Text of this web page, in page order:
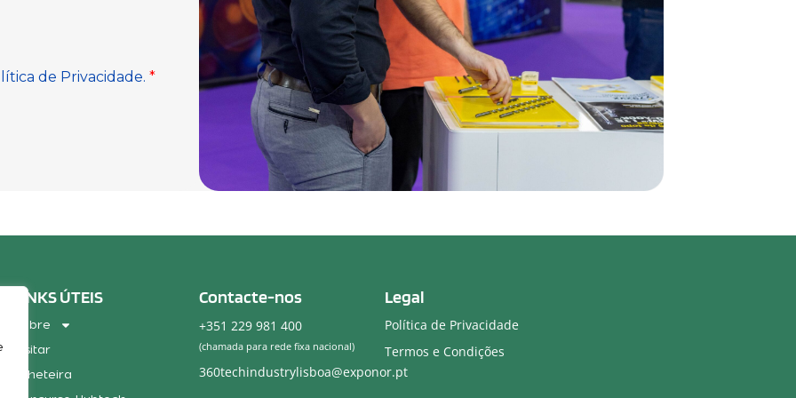
LINKS ÚTEIS
Sobre
Visitar
Bilheteira
Contacte-nos
+351 229 981 400
(chamada para rede fixa nacional)
360techindustrylisboa@exponor.pt
Legal
Política de Privacidade
Termos e Condições